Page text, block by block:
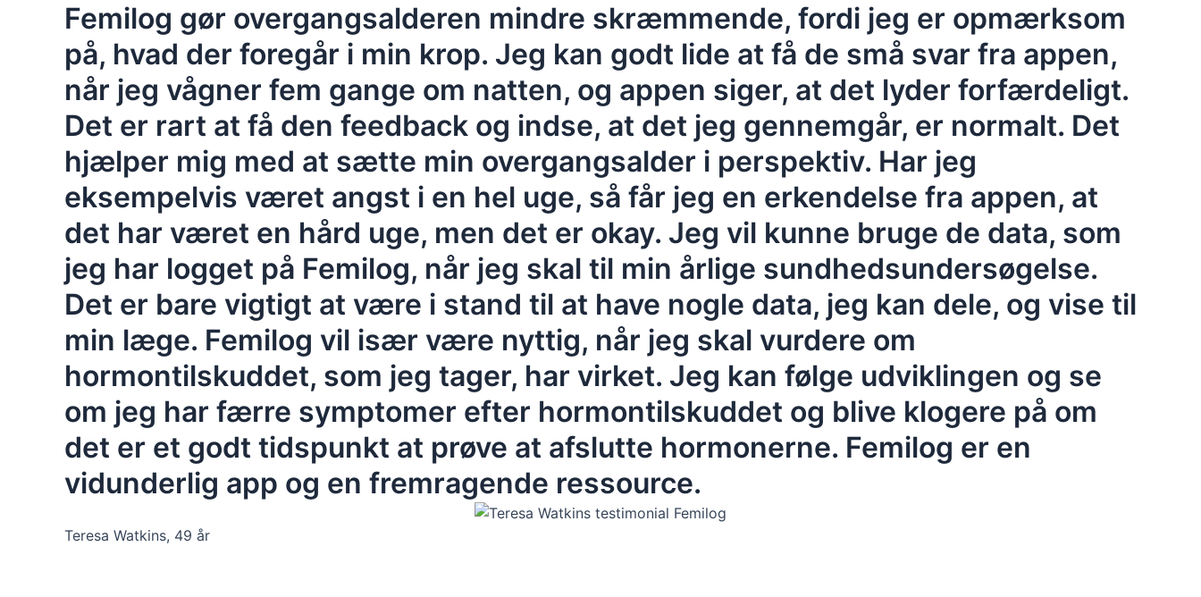
Femilog gør overgangsalderen mindre skræmmende, fordi jeg er opmærksom
på, hvad der foregår i min krop. Jeg kan godt lide at få de små svar fra appen,
når jeg vågner fem gange om natten, og appen siger, at det lyder forfærdeligt.
Det er rart at få den feedback og indse, at det jeg gennemgår, er normalt. Det
hjælper mig med at sætte min overgangsalder i perspektiv. Har jeg
eksempelvis været angst i en hel uge, så får jeg en erkendelse fra appen, at
det har været en hård uge, men det er okay. Jeg vil kunne bruge de data, som
jeg har logget på Femilog, når jeg skal til min årlige sundhedsundersøgelse.
Det er bare vigtigt at være i stand til at have nogle data, jeg kan dele, og vise til
min læge. Femilog vil især være nyttig, når jeg skal vurdere om
hormontilskuddet, som jeg tager, har virket. Jeg kan følge udviklingen og se
om jeg har færre symptomer efter hormontilskuddet og blive klogere på om
det er et godt tidspunkt at prøve at afslutte hormonerne. Femilog er en
vidunderlig app og en fremragende ressource.
Teresa Watkins, 49 år